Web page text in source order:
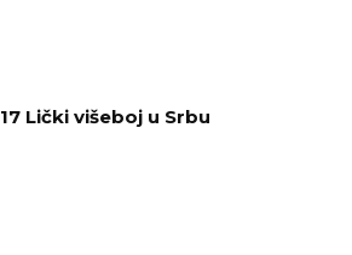
17 Lički višeboj u Srbu